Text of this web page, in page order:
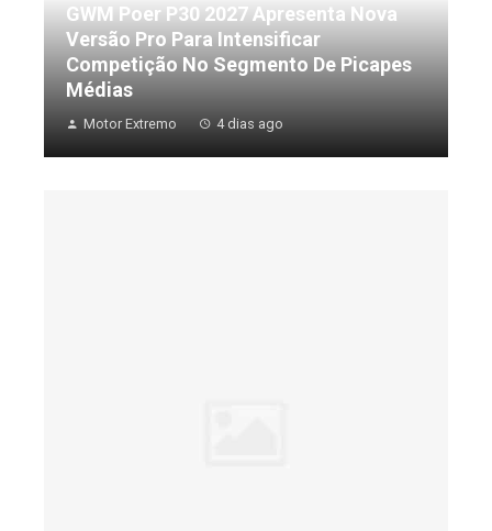
GWM Poer P30 2027 Apresenta Nova
Versão Pro Para Intensificar
Competição No Segmento De Picapes
Médias
Motor Extremo 4 dias ago